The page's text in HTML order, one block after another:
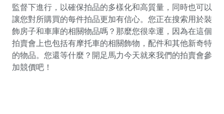
監督下進行，以確保拍品的多樣化和高質量，同時也可以
讓您對所購買的每件拍品更加有信心。您正在搜索用於裝
飾房子和車庫的相關物品嗎？那麼您很幸運，因為在這個
拍賣會上也包括有摩托車的相關飾物，配件和其他新奇特
的物品。您還等什麼？開足馬力今天就來我們的拍賣會參
加競價吧！